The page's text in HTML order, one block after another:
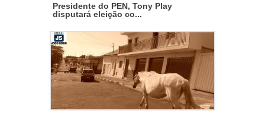
Presidente do PEN, Tony Play
disputará eleição co...